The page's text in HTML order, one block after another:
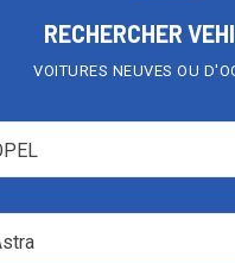
RECHERCHER
VOITURES NEUVES OU